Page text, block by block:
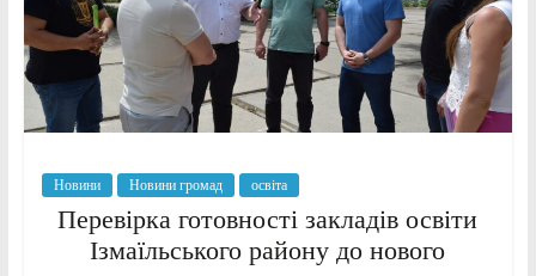
Новини Новини громад освіта
Перевірка готовності закладів освіти
Ізмаїльського району до нового